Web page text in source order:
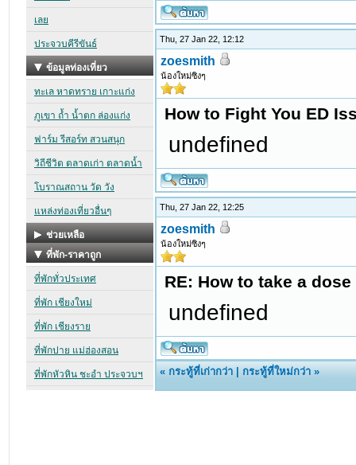
Thu, 27 Jan 22, 12:12
zoesmith
น้องใหม่ซิงๆ
How to Fight You ED
undefined
Thu, 27 Jan 22, 12:25
zoesmith
น้องใหม่ซิงๆ
RE: How to take a
undefined
«กระทู้ที่เก่ากว่า |กระทู้ที่ใหม่กว่า »